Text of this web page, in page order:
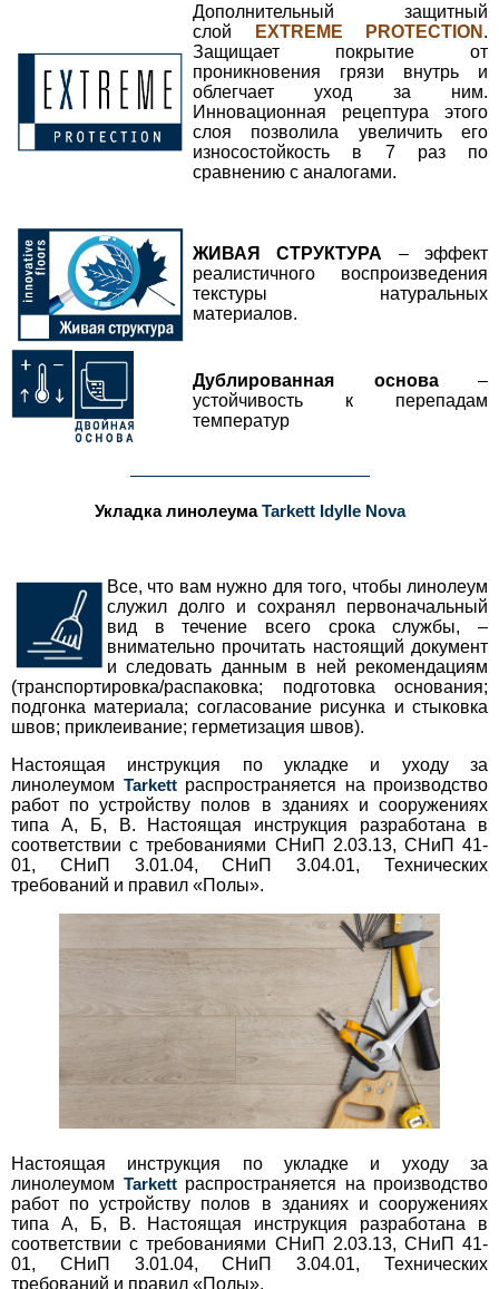
Дополнительный защитный
слой
EXTREME PROTECTION .
Защищает покрытие от
проникновения грязи внутрь и
облегчает уход за ним.
Инновационная рецептура этого
слоя позволила увеличить его
износостойкость в 7 раз по
сравнению с аналогами.
ЖИВАЯ СТРУКТУРА – эффект
реалистичного воспроизведения
текстуры натуральных
материалов.
Дублированная основа–
устойчивость к перепадам
температур
Укладка линолеумаTarkett Idylle Nova
Все, что вам нужно для того, чтобы линолеум
служил долго и сохранял первоначальный
вид в течение всего срока службы, –
внимательно прочитать настоящий документ
и следовать данным в ней рекомендациям
(транспортировка/распаковка; подготовка основания;
подгонка материала; согласование рисунка и стыковка
швов; приклеивание; герметизация швов).
Настоящая инструкция по укладке и уходу за
линолеумом Tarkett распространяется на производство
работ по устройству полов в зданиях и сооружениях
типа А, Б, В. Настоящая инструкция разработана в
соответствии с требованиями СНиП 2.03.13, СНиП 41-
01, СНиП 3.01.04, СНиП 3.04.01, Технических
требований и правил «Полы».
Настоящая инструкция по укладке и уходу за
линолеумом Tarkett распространяется на производство
работ по устройству полов в зданиях и сооружениях
типа А, Б, В. Настоящая инструкция разработана в
соответствии с требованиями СНиП 2.03.13, СНиП 41-
01, СНиП 3.01.04, СНиП 3.04.01, Технических
требований и правил «Полы».